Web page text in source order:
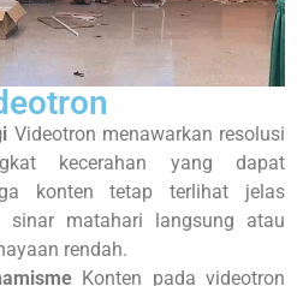
Videotron menawarkan resolusi
kecerahan yang dapat
konten tetap terlihat jelas
sinar matahari langsung atau
rendah.
Konten pada videotron